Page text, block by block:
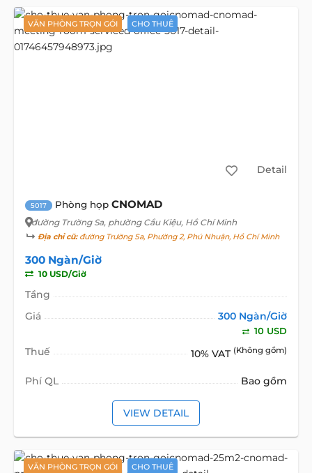
VĂN PHÒNG TRỌN GÓI CHO THUÊ
Detail
5017 Phòng họp CNOMAD
đường Trường Sa, phường Cầu Kiệu, Hồ Chí Minh
Địa chỉ cũ:đường Trường Sa, Phường 2, Phú Nhuận, Hồ Chí Minh
300 Ngàn/Giờ
10 USD/Giờ
Tầng
Giá
300 Ngàn/Giờ
10 USD
Thuế 10% VAT (Không gồm)
Phí QL Bao gồm
VIEW DETAIL
VĂN PHÒNG TRỌN GÓI CHO THUÊ